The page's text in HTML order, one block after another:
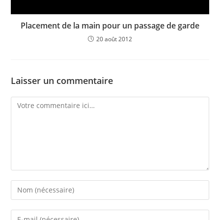
Placement de la main pour un passage de garde
20 août 2012
Laisser un commentaire
Comment
Enter
your
name
Enter